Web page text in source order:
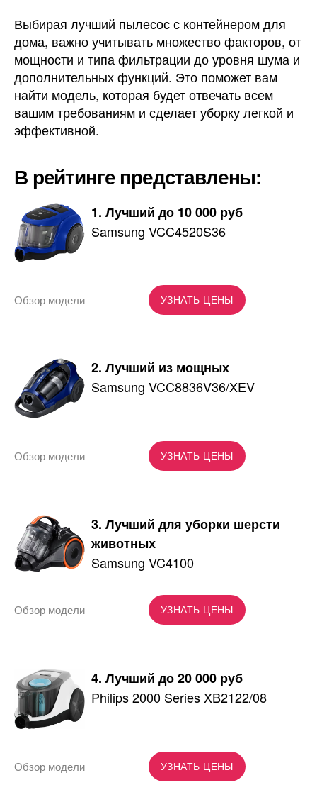
Выбирая лучший пылесос с контейнером для
дома, важно учитывать множество факторов, от
мощности и типа фильтрации до уровня шума и
дополнительных функций. Это поможет вам
найти модель, которая будет отвечать всем
вашим требованиям и сделает уборку легкой и
эффективной.
В рейтинге представлены:
1. Лучший до 10 000 руб
Samsung VCC4520S36
УЗНАТЬ ЦЕНЫ
Обзор модели
2. Лучший из мощных
Samsung VCC8836V36/XEV
УЗНАТЬ ЦЕНЫ
Обзор модели
3. Лучший для уборки шерсти
животных
Samsung VC4100
УЗНАТЬ ЦЕНЫ
Обзор модели
4. Лучший до 20 000 руб
Philips 2000 Series XB2122/08
УЗНАТЬ ЦЕНЫ
Обзор модели